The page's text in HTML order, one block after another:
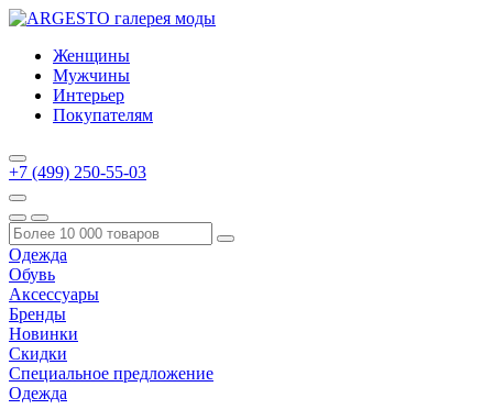
Женщины
Мужчины
Интерьер
Покупателям
+7 (499) 250-55-03
Одежда
Обувь
Аксессуары
Бренды
Новинки
Скидки
Специальное предложение
Одежда